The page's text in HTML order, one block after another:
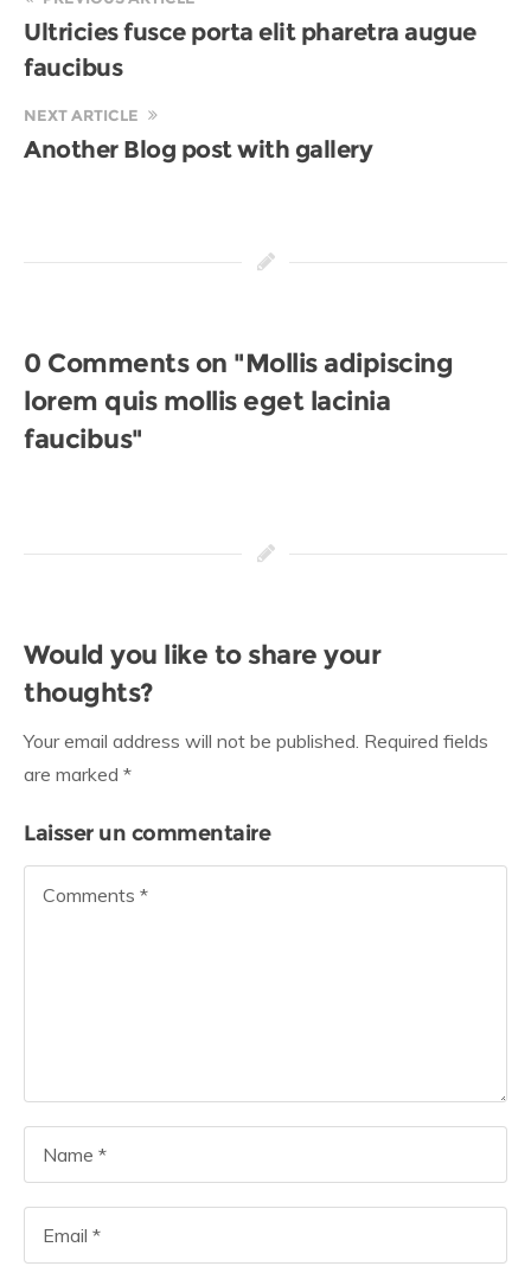
Ultricies fusce porta elit pharetra augue
faucibus
NEXT ARTICLE
Another Blog post with gallery
0 Comments on "Mollis adipiscing
lorem quis mollis eget lacinia
faucibus"
Would you like to share your
thoughts?
Your email address will not be published. Required fields
are marked *
Laisser un commentaire